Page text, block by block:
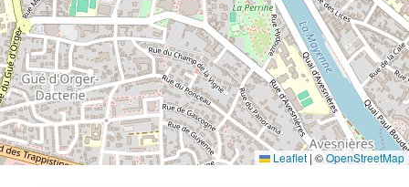
Leaflet | ©OpenStreetMap